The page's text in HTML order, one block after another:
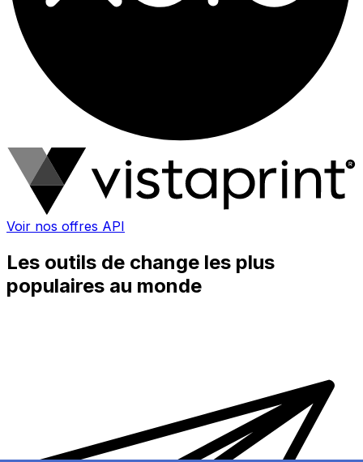
Voir nos offres API
Les outils de change les plus
populaires au monde